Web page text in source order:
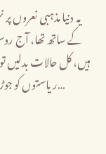
یہ دنیا مذہبی
کے ساتھ تھا، آج
ہیں، کل حالات بدلیں
ریاستوں کو جوڑنے والی اصل قوتیں عموماً معاشی، دفاعی اور سیاسی…